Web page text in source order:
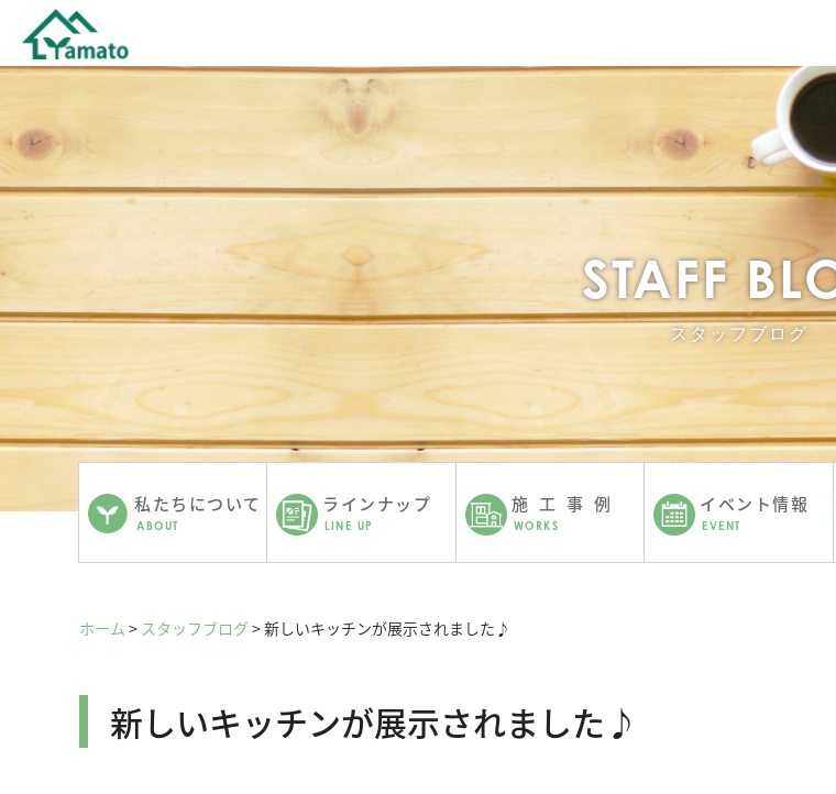
う
私たちについて
ABOUT
ラインナップ
LINE UP
施工事例
WORKS
イベント情報
EVENT
STAFF
スタッフブログ
ホーム > スタッフブログ > 新しいキッチンが展示されました♪
新しいキッチンが展示されました♪